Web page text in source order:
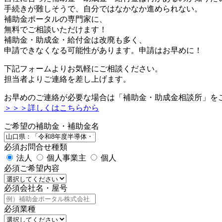
手続きが難しそうで、自分ではなかなか進められない。
補助金ポータルの専門家に、
無料でご相談いただけます！
補助金・助成金・給付金は改廃も多く、
申請できなくなる可能性があります。申請はお早めに！
下記フォームよりお気軽にご相談ください。
担当者よりご連絡を差し上げます。
お早めのご連絡が必要な場合は「補助金・助成金相談所」を
＞＞＞詳しくはこちらから
ご希望の補助金・補助金名
必須お問合せ種類
法人
個人事業主
個人
必須ご希望内容
必須会社名・屋号
必須業種